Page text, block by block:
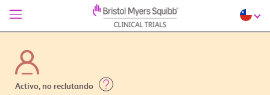
Activo, no reclutando